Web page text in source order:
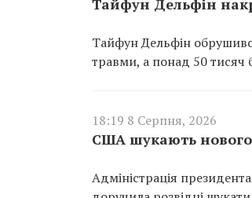
Тайфун Дельфін
травми, а понад 50 тисяч
18:19 8 Серпня, 2026
США шукають нового
Адміністрація